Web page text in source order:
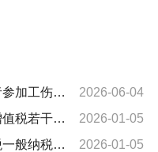
用人单位应按规定为超龄劳动者参加工伤保险
2026-06-04
关于《国家税务总局关于土地增值税若干征管口径的公告》的解读
2026-01-05
关于《国家税务总局关于增值税一般纳税人登记管理有关事项的公告》的解读
2026-01-05